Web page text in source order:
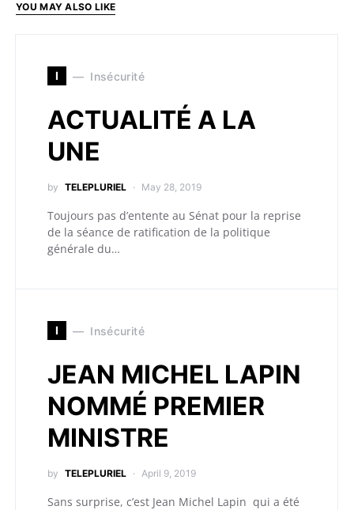
YOU MAY ALSO LIKE
I Insécurité
ACTUALITÉ A LA
UNE
by TELEPLURIEL May 28, 2019
Toujours pas d’entente au Sénat pour la reprise
de la séance de ratification de la politique
générale du…
I Insécurité
JEAN MICHEL LAPIN
NOMMÉ PREMIER
MINISTRE
by TELEPLURIEL April 9, 2019
Sans surprise, c’est Jean Michel Lapin qui a été